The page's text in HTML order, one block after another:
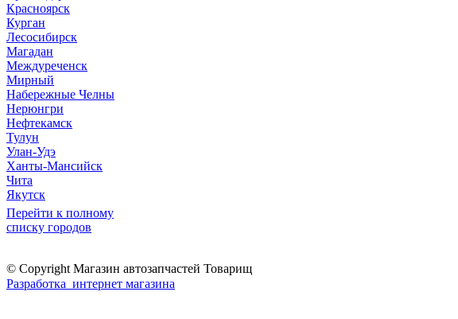
Красноярск
Курган
Лесосибирск
Магадан
Междуреченск
Мирный
Набережные Челны
Нерюнгри
Нефтекамск
Тулун
Улан-Удэ
Ханты-Мансийск
Чита
Якутск
Перейти к полному
списку городов
© Copyright Магазин автозапчастей Товарищ
Разработка интернет магазина